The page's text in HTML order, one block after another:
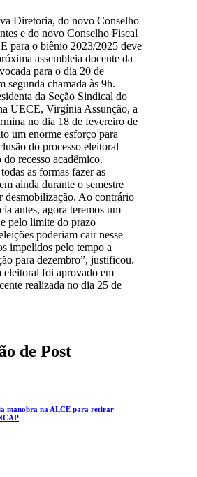
Diretoria, do novo Conselho
e do novo Conselho Fiscal
para o biênio 2023/2025 deve
assembleia docente da
para o dia 20 de
segunda chamada às 9h.
da Seção Sindical do
UECE, Virgínia Assunção, a
no dia 18 de fevereiro de
um enorme esforço para
do processo eleitoral
recesso acadêmico.
as formas fazer as
ainda durante o semestre
desmobilização. Ao contrário
antes, agora teremos um
pelo limite do prazo
poderiam cair nesse
impelidos pelo tempo a
para dezembro”, justificou.
eleitoral foi aprovado em
realizada no dia 25 de
de Post
manobra na ALCE para retirar